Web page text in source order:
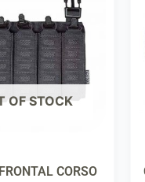
OF STOCK
CORSO